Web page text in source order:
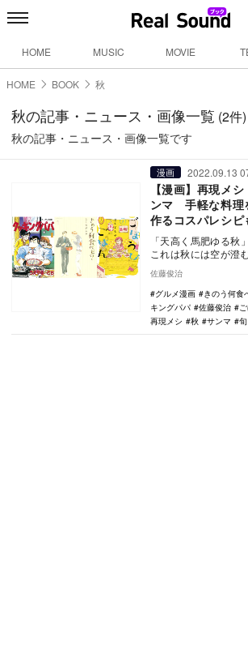
HOME MUSIC MOVIE
HOME BOOK 秋
秋の記事・ニュース・画像一覧 (2件)
秋の記事・ニュース・画像一覧です
漫画 2022.09.13
【漫画】再現メ
ンマ 手軽な料
作るコスパレシピ
「天高く馬肥ゆる秋
これは秋には空が澄
ため食欲が増し、馬
意味だ…
佐藤俊治
グルメ漫画
きのう何食
キングパパ
佐藤俊治
再現メシ
秋 サンマ 旬